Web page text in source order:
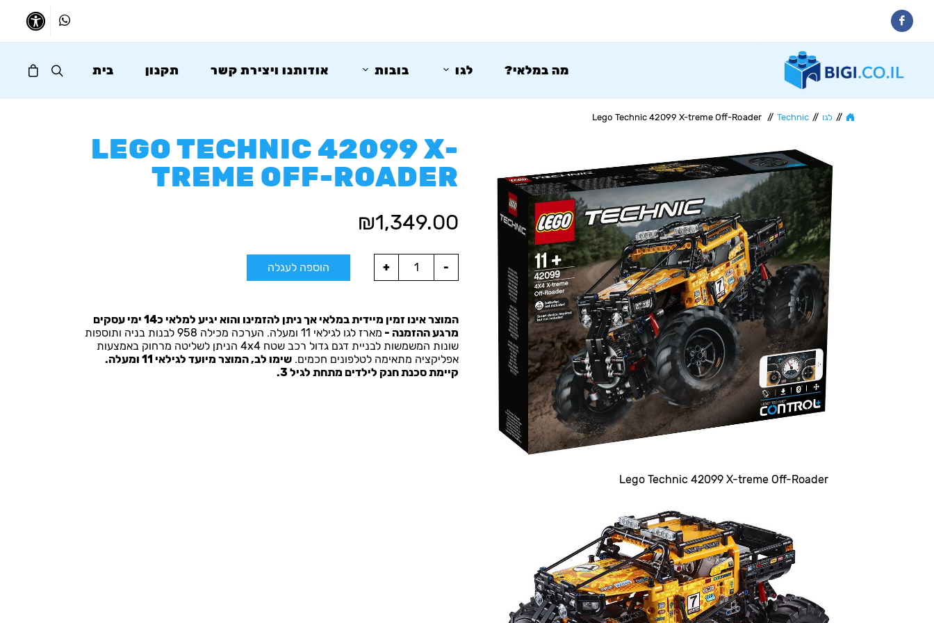
Whatsapp
מה במלאי? לגו בובות אודותנו ויצירת קשר תקנון בית
// לגו //
Technic
//
Lego Technic 42099 X-treme Off-Roader
Lego Technic 42099 X-treme Off-Roader
LEGO TECHNIC 42099 X-
TREME OFF-ROADER
₪1,349.00
הוספה לעגלה
המוצר אינו זמין מיידית במלאי אך ניתן להזמינו והוא יגיע למלאי כ14 ימי עסקים
מרגע ההזמנה -
מארז לגו לגילאי 11 ומעלה. הערכה מכילה 958 לבנות בניה ותוספות
שונות המשמשות לבניית דגם גדול רכב שטח 4x4 הניתן לשליטה מרחוק באמצעות
אפליקציה מתאימה לטלפונים חכמים.
שימו לב, המוצר מיועד לגילאי 11 ומעלה.
קיימת סכנת חנק לילדים מתחת לגיל 3.